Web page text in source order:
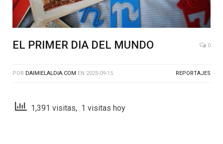
EL PRIMER DIA DEL MUNDO 0
POR DAIMIELALDIA.COM EN 2025-09-15 REPORTAJES
1,391 visitas, 1 visitas hoy